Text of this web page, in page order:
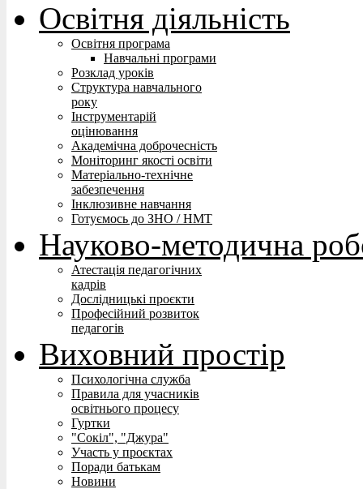
Освітня діяльність
Освітня програма
Навчальні програми
Розклад уроків
Структура навчального
року
Інструментарій
оцінювання
Академічна доброчесність
Моніторинг якості освіти
Матеріально-технічне
забезпечення
Інклюзивне навчання
Готуємось до ЗНО / НМТ
Науково-методична
Атестація педагогічних
кадрів
Дослідницькі проєкти
Професійний розвиток
педагогів
Виховний простір
Психологічна служба
Правила для учасників
освітнього процесу
Гуртки
"Сокіл", "Джура"
Участь у проєктах
Поради батькам
Новини